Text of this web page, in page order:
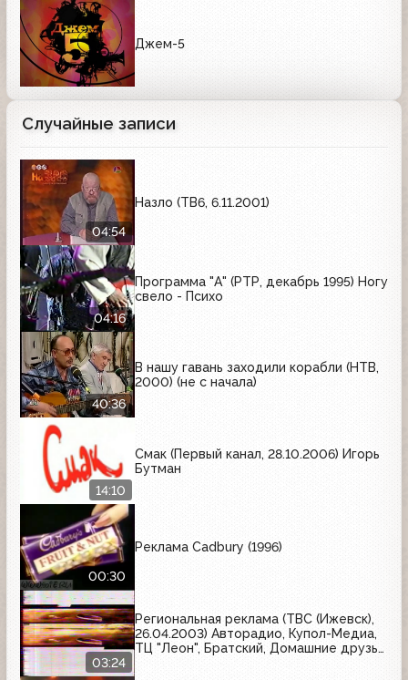
Джем-5
Случайные записи
04:54
Назло (ТВ6, 6.11.2001)
04:16
Программа "А" (РТР, декабрь 1995) Ногу
свело - Психо
40:36
В нашу гавань заходили корабли (НТВ,
2000) (не с начала)
14:10
Смак (Первый канал, 28.10.2006) Игорь
Бутман
00:30
Реклама Cadbury (1996)
03:24
Региональная реклама (ТВС (Ижевск),
26.04.2003) Авторадио, Купол-Медиа,
ТЦ "Леон", Братский, Домашние друзья,